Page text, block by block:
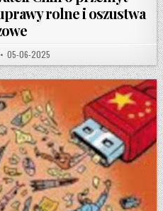
rolne i oszustwa
PUBLISHED DATE:
05-06-2025